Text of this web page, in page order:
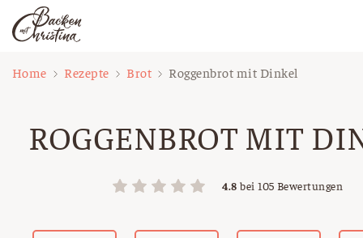
Inhalt
Home Rezepte Brot Roggenbrot mit Dinkel
ROGGENBROT MIT
4.8 bei105 Bewertungen